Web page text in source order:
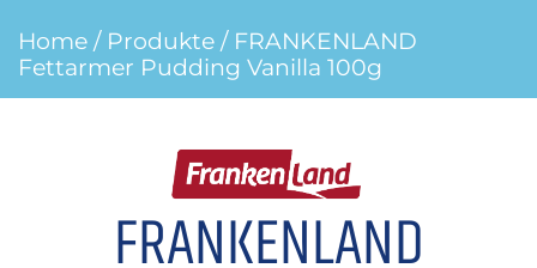
Home / Produkte / FRANKENLAND
Fettarmer Pudding Vanilla 100g
FRANKENLAND